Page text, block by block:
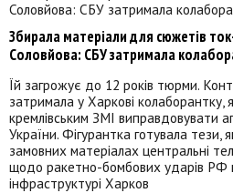
Збирала матеріали для сюжетів
Соловйова: СБУ затримала
Їй загрожує до 12 років тюрми.
затримала у Харкові колаборантку,
кремлівським ЗМІ виправдовувати
України. Фігурантка готувала тези,
замовних матеріалах центральні
щодо ракетно-бомбових ударів РФ
інфраструктурі Харков